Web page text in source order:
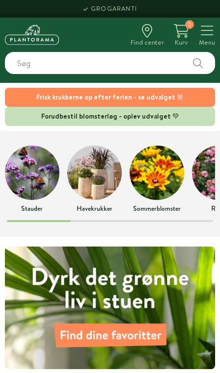
GROGARANTI
Find center
0
Kurv
Menu
Frisk krukkerne op efter ferien - se udvalget 🌸
Forudbestil blomsterløg - oplev udvalget 💚
Stauder Havekrukker Sommerblomster